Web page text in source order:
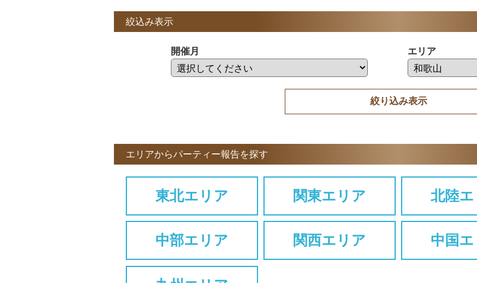
絞込み表示
開催月 エリア
エリアからパーティー報告を探す
東北エリア 関東エリア 北陸
中部エリア 関西エリア 中国